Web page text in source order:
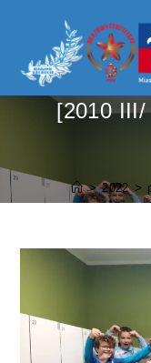
[2010 III/
> 2022 >